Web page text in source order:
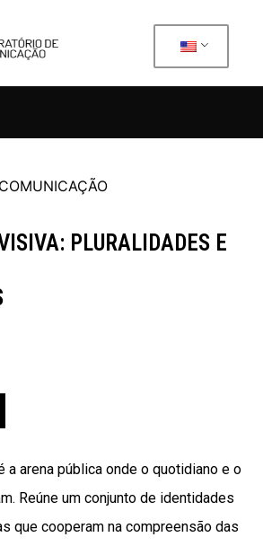
PLURALIDADES E
a arena pública onde o quotidiano e o
Reúne um conjunto de identidades
que cooperam na compreensão das